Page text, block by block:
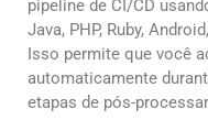
pipeline de CI/CD
Java, PHP, Ruby,
Isso permite que você
automaticamente
etapas de pós-